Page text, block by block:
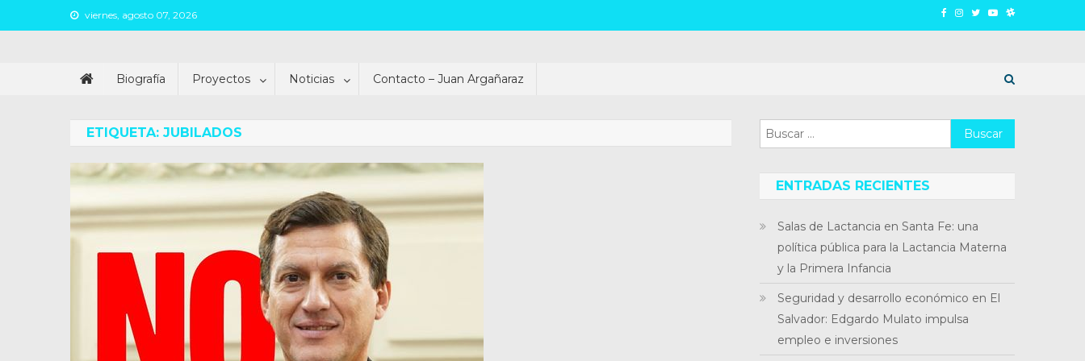
to
viernes, agosto 07, 2026
Biografía
Proyectos Noticias Contacto – Juan Argañaraz
ETIQUETA: JUBILADOS Buscar:
ENTRADAS RECIENTES
Salas de Lactancia en Santa Fe: una
política pública para la Lactancia Materna
y la Primera Infancia
Seguridad y desarrollo económico en El
Salvador: Edgardo Mulato impulsa
empleo e inversiones